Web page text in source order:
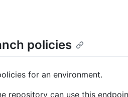
policies
for an environment.
repository can use this